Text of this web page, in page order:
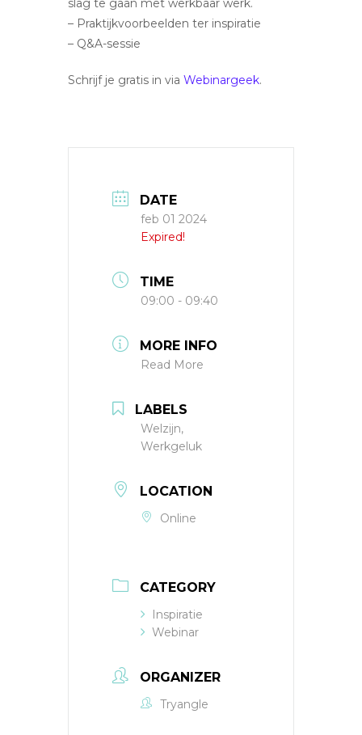
slag te gaan met werkbaar werk.
– Praktijkvoorbeelden ter inspiratie
– Q&A-sessie
Schrijf je gratis in via Webinargeek.
DATE
feb 01 2024
Expired!
TIME
09:00 - 09:40
MORE INFO
Read More
LABELS
Welzijn,
Werkgeluk
LOCATION
Online
CATEGORY
Inspiratie
Webinar
ORGANIZER
Tryangle